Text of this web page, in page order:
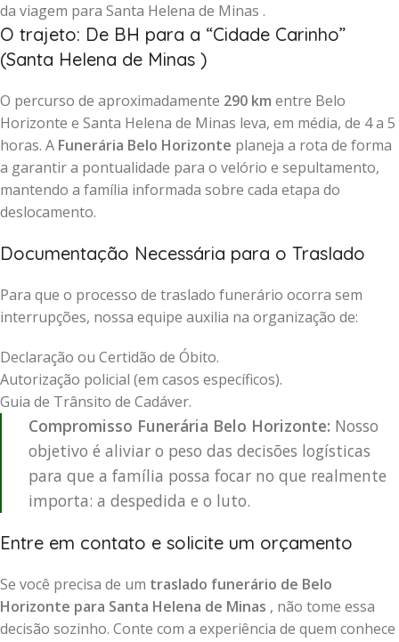
da viagem para Santa Helena de Minas .
O trajeto: De BH para a “Cidade Carinho”
(Santa Helena de Minas )
O percurso de aproximadamente 290 km entre Belo
Horizonte e Santa Helena de Minas leva, em média, de 4 a 5
horas. A Funerária Belo Horizonte planeja a rota de forma
a garantir a pontualidade para o velório e sepultamento,
mantendo a família informada sobre cada etapa do
deslocamento.
Documentação Necessária para o Traslado
Para que o processo de traslado funerário ocorra sem
interrupções, nossa equipe auxilia na organização de:
Declaração ou Certidão de Óbito.
Autorização policial (em casos específicos).
Guia de Trânsito de Cadáver.
Compromisso Funerária Belo Horizonte: Nosso
objetivo é aliviar o peso das decisões logísticas
para que a família possa focar no que realmente
importa: a despedida e o luto.
Entre em contato e solicite um orçamento
Se você precisa de um traslado funerário de Belo
Horizonte para Santa Helena de Minas , não tome essa
decisão sozinho. Conte com a experiência de quem conhece